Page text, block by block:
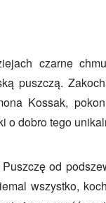
czarne
puszczą.
Kossak,
o dobro tego
od
wszystko,